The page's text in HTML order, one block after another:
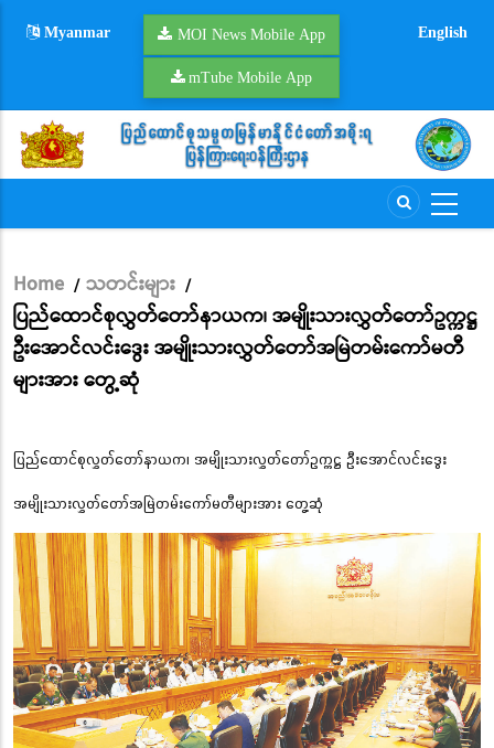
Myanmar MOI News Mobile App
mTube Mobile App
English
Breadcrumb
Home / သတင်းများ /
ပြည်ထောင်စုလွှတ်တော်နာယက၊ အမျိုးသားလွှတ်တော်ဥက္ကဋ္ဌ
ဦးအောင်လင်းဒွေး အမျိုးသားလွှတ်တော်အမြဲတမ်းကော်မတီ
များအား တွေ့ဆုံ
ပြည်ထောင်စုလွှတ်တော်နာယက၊ အမျိုးသားလွှတ်တော်ဥက္ကဋ္ဌ ဦးအောင်လင်းဒွေး
အမျိုးသားလွှတ်တော်အမြဲတမ်းကော်မတီများအား တွေ့ဆုံ